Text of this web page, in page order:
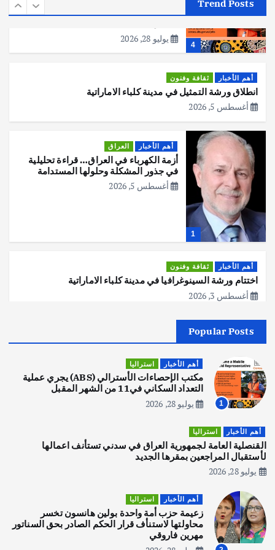
Trend Posts
4
عملية التعداد السكاني في11 من الشهر
يوليو 28, 2026
أهم الأخبار ثقافة وفنون
انطلاق ورشة التمثيل في مدينة كلباء الاماراتية
أغسطس 5, 2026
1
أهم الأخبار العراق
أزمة الكهرباء في العراق… قراءة تحليلية
في جذور المشكلة وحلولها المستدامة
أغسطس 5, 2026
أهم الأخبار ثقافة وفنون
اختتام ورشة السينوغرافيا في مدينة كلباء الاماراتية
أغسطس 3, 2026
2
اصبح بطلاً لأستراليا بلعبة كمال الاجسام
يوليو 30, 2026
3
يوليو 30, 2026
4
المقبل
يوليو 28, 2026
Popular Posts
1
أهم الأخبار استراليا
مكتب الإحصاءات الأسترالي (ABS) يجري عملية
التعداد السكاني في11 من الشهر المقبل
يوليو 28, 2026
أهم الأخبار استراليا
القنصلية العامة لجمهورية العراق في سدني تستأنف اعمالها
لأستقبال المراجعين بمقرها الجديد
يوليو 28, 2026
أهم الأخبار استراليا
زعيمة حزب أمة واحدة بولين هانسون تخسر
محاولتها لاستنأف قرار الحكم الصادر بحق السناتور
مهرين فاروقي